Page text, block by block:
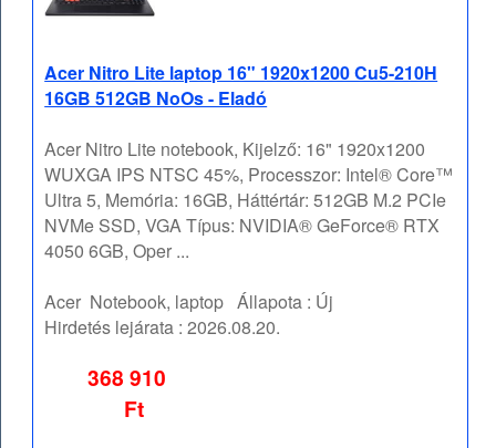
Acer Nitro Lite laptop 16" 1920x1200 Cu5-210H
16GB 512GB NoOs - Eladó
Acer Nitro Lite notebook, Kijelző: 16" 1920x1200
WUXGA IPS NTSC 45%, Processzor: Intel® Core™
Ultra 5, Memória: 16GB, Háttértár: 512GB M.2 PCIe
NVMe SSD, VGA Típus: NVIDIA® GeForce® RTX
4050 6GB, Oper ...
Acer Notebook, laptop Állapota : Új
Hirdetés lejárata :2026.08.20.
368 910
Ft